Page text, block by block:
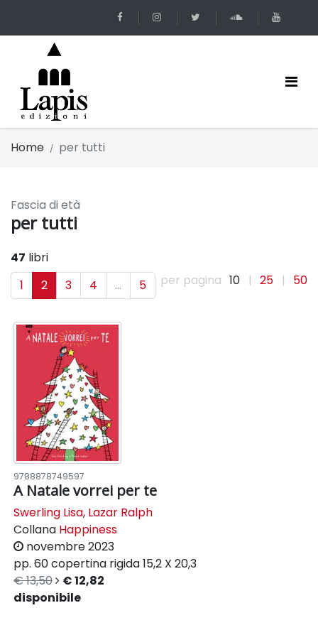
Home per tutti
Fascia di età
per tutti
47 libri
1
2 3 4 ... 5 per pagina 10 | 25 | 50
9788878749597
A Natale vorrei per te
Swerling Lisa, Lazar Ralph
Collana Happiness
novembre 2023
pp. 60copertina rigida15,2 X 20,3
€ 13,50
€ 12,82
disponibile